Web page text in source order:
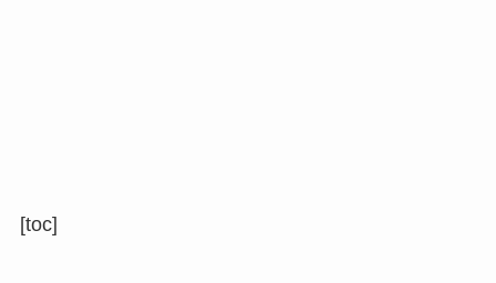
[toc]